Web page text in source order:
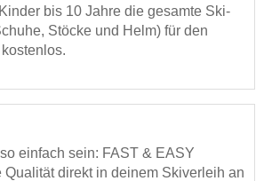
bis 10 Jahre die gesamte Ski-
Stöcke und Helm) für den
einfach sein: FAST & EASY
Qualität direkt in deinem Skiverleih an